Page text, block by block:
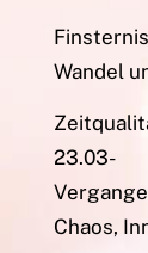
Wandel
23.03-
Chaos,